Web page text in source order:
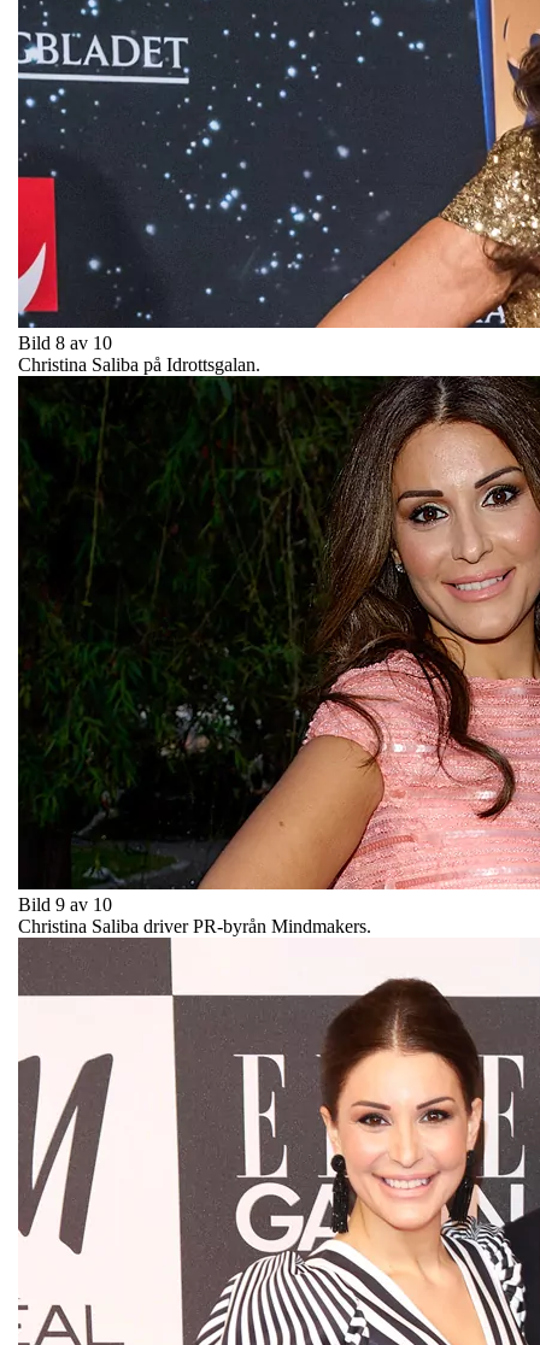
Bild 8 av 10
Christina Saliba på Idrottsgalan.
Bild 9 av 10
Christina Saliba driver PR-byrån Mindmakers.